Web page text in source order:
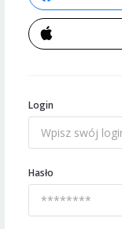
Login
Hasło